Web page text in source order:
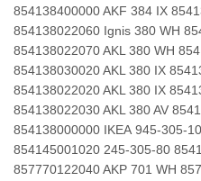
854138400000 AKF 384 IX
854138022060 Ignis 380 WH
854138022070 AKL 380 WH
854138030020 AKL 380 IX
854138022020 AKL 380 IX
854138022030 AKL 380 AV
854138000000 IKEA 945-305-
854145001020 245-305-80
857770122040 AKP 701 WH